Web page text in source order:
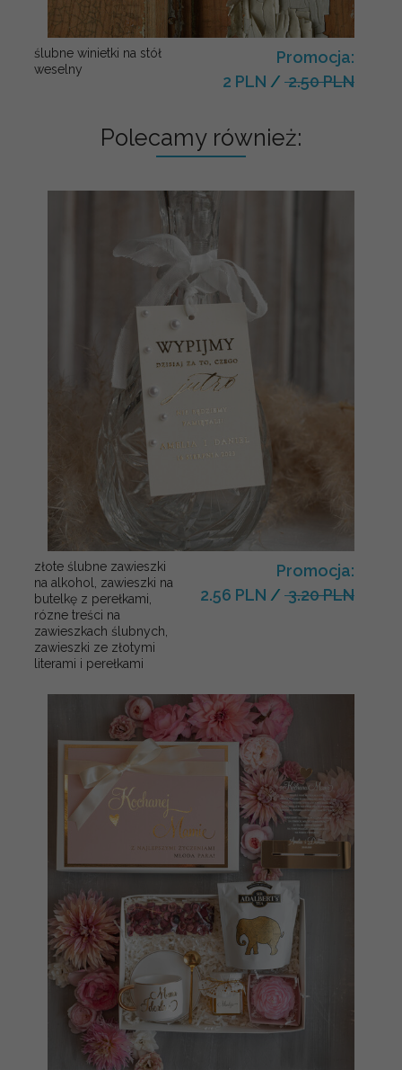
ślubne winietki na stół
weselny
Promocja:
2 PLN / 2.50 PLN
Polecamy również:
złote ślubne zawieszki
na alkohol, zawieszki na
butelkę z perełkami,
rózne treści na
zawieszkach ślubnych,
zawieszki ze złotymi
literami i perełkami
Promocja:
2.56 PLN / 3.20 PLN